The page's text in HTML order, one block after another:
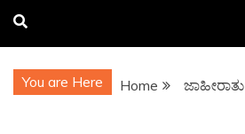
You are Here Home ಜಾಹೀರಾತು